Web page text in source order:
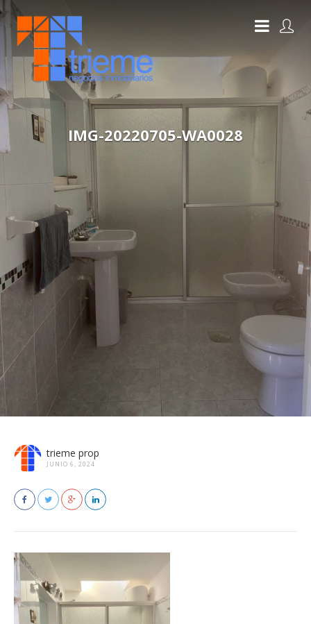
IMG-20220705-WA0028
trieme prop
JUNIO 6, 2024